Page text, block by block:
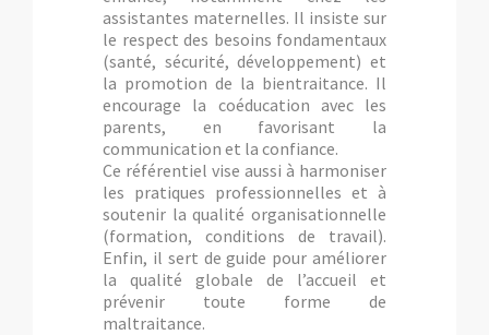
assistantes maternelles. Il insiste sur
le respect des besoins fondamentaux
(santé, sécurité, développement) et
la promotion de la bientraitance. Il
encourage la coéducation avec les
parents, en favorisant la
communication et la confiance.
Ce référentiel vise aussi à harmoniser
les pratiques professionnelles et à
soutenir la qualité organisationnelle
(formation, conditions de travail).
Enfin, il sert de guide pour améliorer
la qualité globale de l’accueil et
prévenir toute forme de
maltraitance.